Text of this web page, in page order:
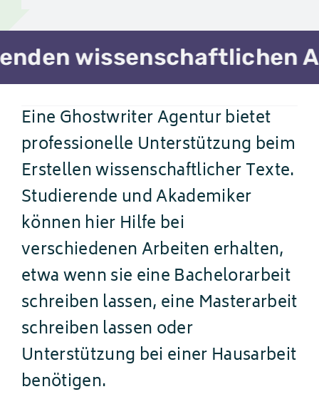
Arbeit. /
Eine Ghostwriter Agentur bietet
professionelle Unterstützung beim
Erstellen wissenschaftlicher Texte.
Studierende und Akademiker
können hier Hilfe bei
verschiedenen Arbeiten erhalten,
etwa wenn sie eine Bachelorarbeit
schreiben lassen, eine Masterarbeit
schreiben lassen oder
Unterstützung bei einer Hausarbeit
benötigen.